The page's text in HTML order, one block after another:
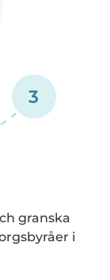
3
granska
i